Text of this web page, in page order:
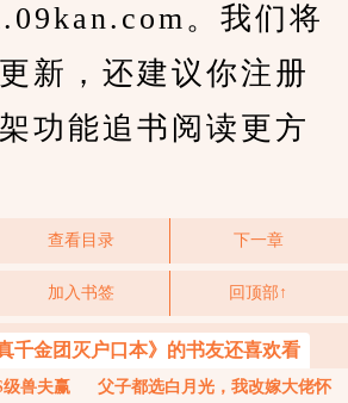
。我们将
新，还建议你注册
功能追书阅读更方
查看目录 下一章
加入书签 回顶部↑
千金团灭户口本》的书友还喜欢看
级兽夫赢
父子都选白月光，我改嫁大佬怀